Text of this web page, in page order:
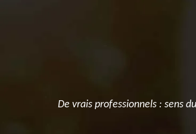
De vrais professionnels : sens